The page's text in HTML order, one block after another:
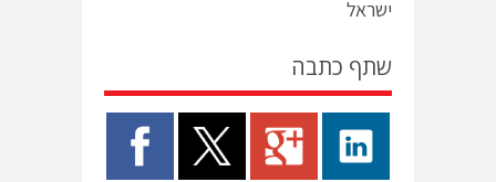
ישראל
שתף כתבה